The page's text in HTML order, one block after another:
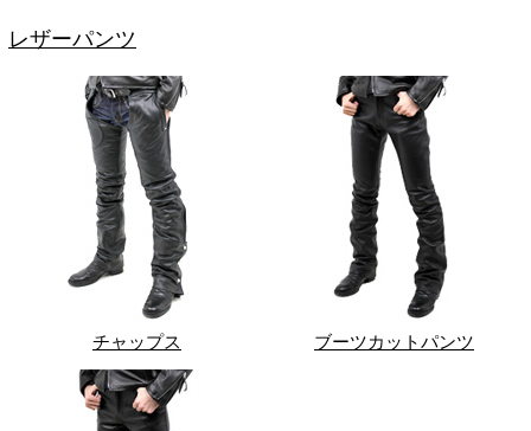
レザーパンツ
チャップス ブーツカットパンツ